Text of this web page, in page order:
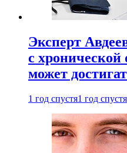
Эксперт
с хронической
может
1 год спустя1 год спустя